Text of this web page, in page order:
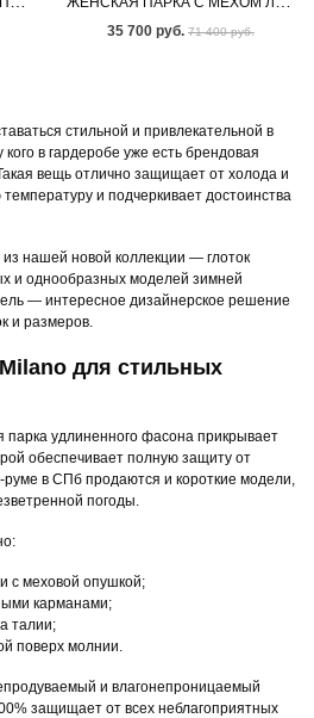
35 700 руб. 71 400 руб.
стильной и привлекательной в
в гардеробе уже есть брендовая
вещь отлично защищает от холода и
и подчеркивает достоинства
нашей новой коллекции — глоток
и однообразных моделей зимней
— интересное дизайнерское решение
и размеров.
для стильных
парка удлиненного фасона прикрывает
обеспечивает полную защиту от
в СПб продаются и короткие модели,
погоды.
с меховой опушкой;
карманами;
талии;
поверх молнии.
и влагонепроницаемый
защищает от всех неблагоприятных